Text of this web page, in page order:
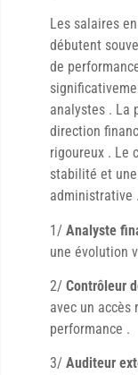
Les salaires
débutent
de
analystes . La
direction
rigoureux . Le
stabilité et
administrative .
1/ Analyste
une évolution
2/ Contrôleur
avec un accès
performance .
3/ Auditeur